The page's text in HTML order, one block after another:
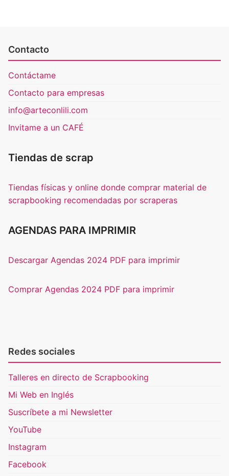
Contacto
Contáctame
Contacto para empresas
info@arteconlili.com
Invitame a un CAFÉ
Tiendas de scrap
Tiendas físicas y online donde comprar material de
scrapbooking recomendadas por scraperas
AGENDAS PARA IMPRIMIR
Descargar Agendas 2024 PDF para imprimir
Comprar Agendas 2024 PDF para imprimir
Redes sociales
Talleres en directo de Scrapbooking
Mi Web en Inglés
Suscríbete a mi Newsletter
YouTube
Instagram
Facebook